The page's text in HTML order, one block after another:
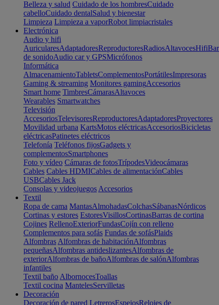
Belleza y salud Cuidado de los hombresCuidado
cabelloCuidado dentalSalud y bienestar
Limpieza Limpieza a vaporRobot limpiacristales
Electrónica
Audio y hifi
AuricularesAdaptadoresReproductoresRadiosAltavocesHifi
de sonidoAudio car y GPSMicrófonos
Informática
AlmacenamientoTabletsComplementosPortátilesImpresoras
Gaming & streaming Monitores gamingAccesorios
Smart home TimbresCámarasAltavoces
Wearables Smartwatches
Televisión
AccesoriosTelevisoresReproductoresAdaptadoresProyectores
Movilidad urbana KartsMotos eléctricasAccesoriosBicicletas
eléctricasPatinetes eléctricos
Telefonía Teléfonos fijosGadgets y
complementosSmartphones
Foto y vídeo Cámaras de fotosTrípodesVideocámaras
Cables Cables HDMICables de alimentaciónCables
USBCables Jack
Consolas y videojuegos Accesorios
Textil
Ropa de cama MantasAlmohadasColchasSábanasNórdicos
Cortinas y estores EstoresVisillosCortinasBarras de cortina
Cojines RellenoExteriorFundasCojín con relleno
Complementos para sofás Fundas de sofásPlaids
Alfombras Alfombras de habitaciónAlfombras
pequeñasAlfombras antideslizantesAlfombras de
exteriorAlfombras de bañoAlfombras de salónAlfombras
infantiles
Textil baño AlbornocesToallas
Textil cocina MantelesServilletas
Decoración
Decoración de pared LetrerosEspejosRelojes de